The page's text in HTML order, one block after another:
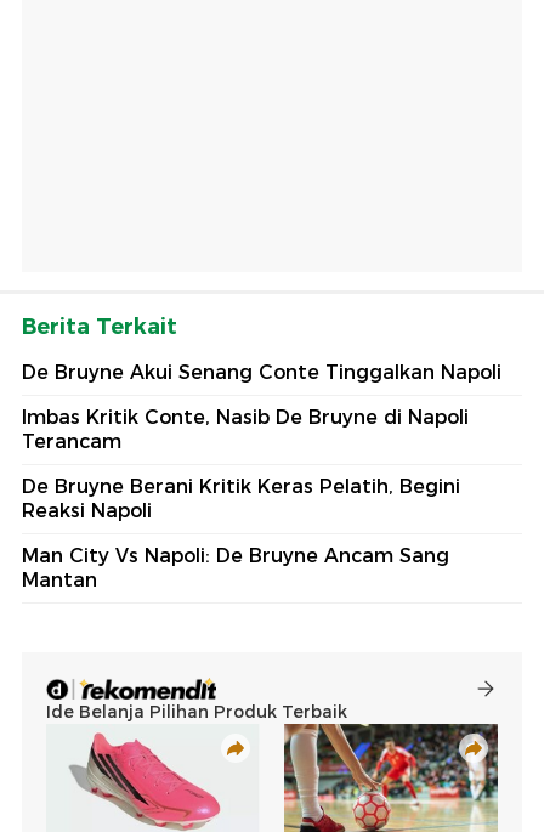
Berita Terkait
De Bruyne Akui Senang Conte Tinggalkan Napoli
Imbas Kritik Conte, Nasib De Bruyne di Napoli
Terancam
De Bruyne Berani Kritik Keras Pelatih, Begini
Reaksi Napoli
Man City Vs Napoli: De Bruyne Ancam Sang
Mantan